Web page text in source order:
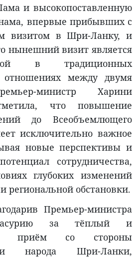
и высокопоставленную
впервые прибывших с
визитом в Шри-Ланку, и
нынешний визит является
в традиционных
отношениях между двумя
министр Харини
что повышение
до Всеобъемлющего
исключительно важное
новые перспективы и
сотрудничества,
глубоких изменений
региональной обстановки.
Премьер-министра
за тёплый и
приём со стороны
и народа Шри-Ланки,